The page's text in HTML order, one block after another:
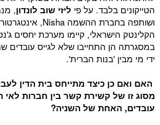
בלבד. על פיליזי שוב לונדון , מנהלת
ושותפה בחברת ההשמה Nisha, אינטגרטוריות בתחום
קיימו מערכת יחסים ג'נטלמנית
התחייבו שלא לגייס עובדים שהועסקו על
'בנות הברית'.
כיצד מתייחס בית הדין לעבודה לסוגיה
קשירת קשר בין חברות לאי העסקת
של השניה?